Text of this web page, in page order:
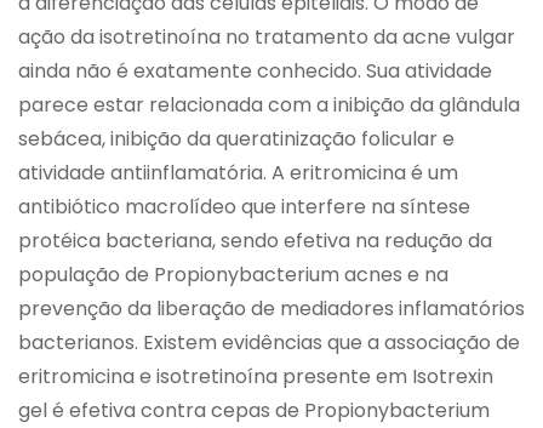
ação da isotretinoína no tratamento da acne vulgar
ainda não é exatamente conhecido. Sua atividade
parece estar relacionada com a inibição da glândula
sebácea, inibição da queratinização folicular e
atividade antiinflamatória. A eritromicina é um
antibiótico macrolídeo que interfere na síntese
protéica bacteriana, sendo efetiva na redução da
população de Propionybacterium acnes e na
prevenção da liberação de mediadores inflamatórios
bacterianos. Existem evidências que a associação de
eritromicina e isotretinoína presente em Isotrexin
gel é efetiva contra cepas de Propionybacterium